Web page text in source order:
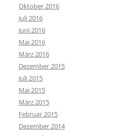
Oktober 2016
Juli 2016
Juni 2016
Mai 2016
März 2016
Dezember 2015
Juli 2015
Mai 2015
März 2015
Februar 2015
Dezember 2014